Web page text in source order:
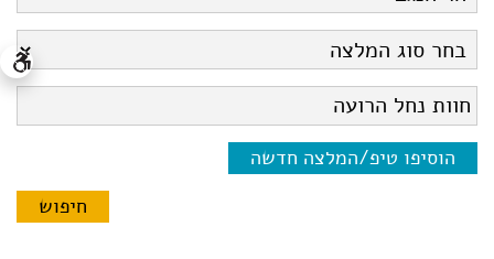
הוסיפו טיפ/המלצה חדשה